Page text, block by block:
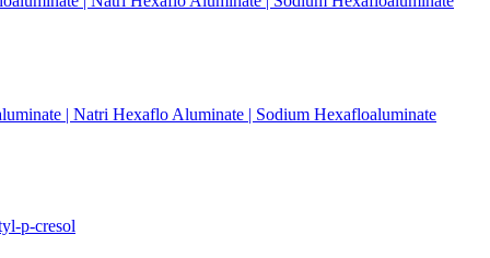
| Natri Hexaflo Aluminate | Sodium Hexafloaluminate